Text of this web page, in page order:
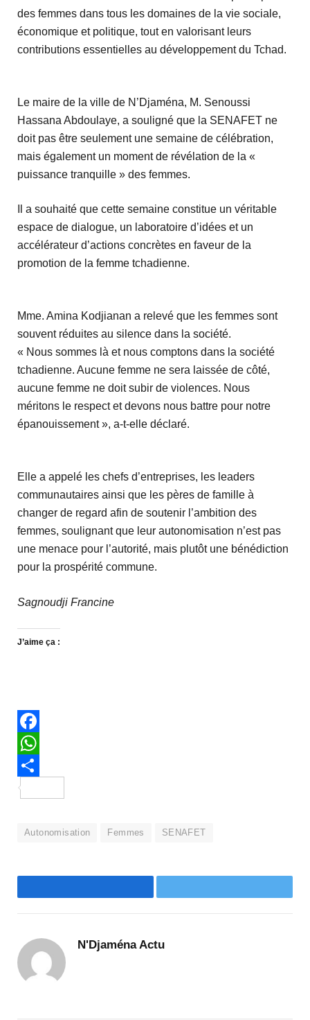
des femmes dans tous les domaines de la vie sociale,
économique et politique, tout en valorisant leurs
contributions essentielles au développement du Tchad.
Le maire de la ville de N’Djaména, M. Senoussi
Hassana Abdoulaye, a souligné que la SENAFET ne
doit pas être seulement une semaine de célébration,
mais également un moment de révélation de la «
puissance tranquille » des femmes.
Il a souhaité que cette semaine constitue un véritable
espace de dialogue, un laboratoire d’idées et un
accélérateur d’actions concrètes en faveur de la
promotion de la femme tchadienne.
Mme. Amina Kodjianan a relevé que les femmes sont
souvent réduites au silence dans la société.
« Nous sommes là et nous comptons dans la société
tchadienne. Aucune femme ne sera laissée de côté,
aucune femme ne doit subir de violences. Nous
méritons le respect et devons nous battre pour notre
épanouissement », a-t-elle déclaré.
Elle a appelé les chefs d’entreprises, les leaders
communautaires ainsi que les pères de famille à
changer de regard afin de soutenir l’ambition des
femmes, soulignant que leur autonomisation n’est pas
une menace pour l’autorité, mais plutôt une bénédiction
pour la prospérité commune.
Sagnoudji Francine
J’aime ça :
Facebook
WhatsApp
Autonomisation Femmes SENAFET
Facebook Twitter
N'Djaména Actu